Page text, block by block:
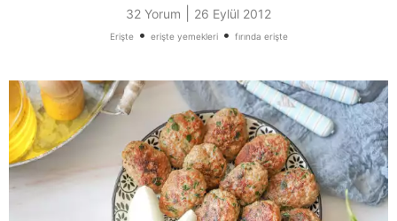
32 Yorum 26 Eylül 2012
Erişte• erişte yemekleri• fırında erişte